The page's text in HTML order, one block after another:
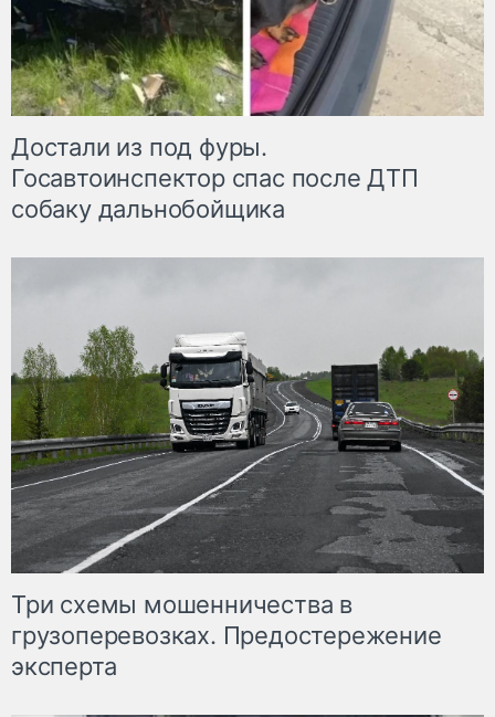
Достали из под фуры.
Госавтоинспектор спас после ДТП
собаку дальнобойщика
Три схемы мошенничества в
грузоперевозках. Предостережение
эксперта